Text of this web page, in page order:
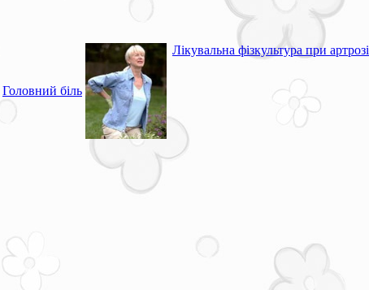
Головний біль
Лікувальна фізкультура при артрозі